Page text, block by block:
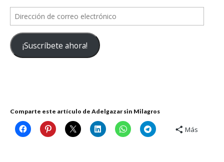
Dirección
de
correo
electrónico
¡Suscríbete ahora!
Comparte este artículo de Adelgazar sin Milagros
Más